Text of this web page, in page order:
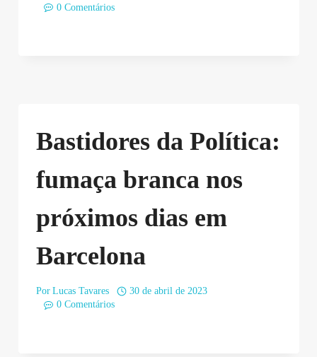
0 Comentários
Bastidores da Política:
fumaça branca nos
próximos dias em
Barcelona
Por Lucas Tavares
30 de abril de 2023
0 Comentários